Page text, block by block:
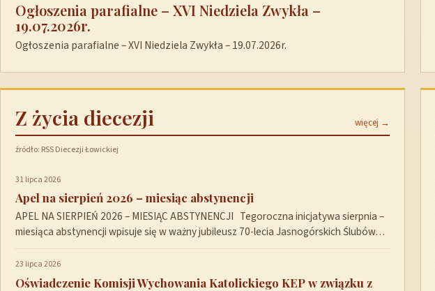
Ogłoszenia parafialne – XVI Niedziela Zwykła –
19.07.2026r.
Ogłoszenia parafialne – XVI Niedziela Zwykła – 19.07.2026r.
Z życia diecezji więcej →
źródło: RSS Diecezji Łowickiej
31 lipca 2026
Apel na sierpień 2026 – miesiąc abstynencji
APEL NA SIERPIEŃ 2026 – MIESIĄC ABSTYNENCJI Tegoroczna inicjatywa sierpnia –
miesiąca abstynencji wpisuje się w ważny jubileusz 70-lecia Jasnogórskich Ślubów…
23 lipca 2026
Oświadczenie Komisji Wychowania Katolickiego KEP w związku z